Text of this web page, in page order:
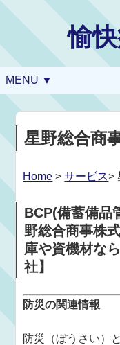
愉
MENU ▼
星野総合商
Home >サービス>
BCP(備蓄備品
野総合商事株
庫や資機材な
社】
防災の関連情報
防災（ぼうさい）